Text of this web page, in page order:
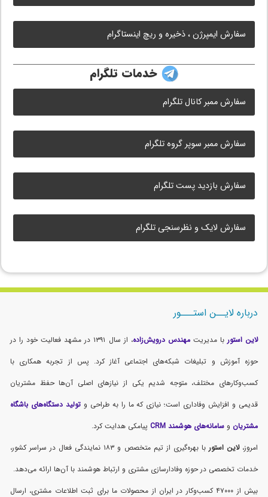
سفارش ایمپرژن ، ذخیره و ریچ اینستاگرام
خدمات تلگرام
سفارش ممبر کانال تلگرام
سفارش ممبر سوپر گروه تلگرام
سفارش بازدید پست تلگرام
سفارش لایک و نظرسنجی تلگرام